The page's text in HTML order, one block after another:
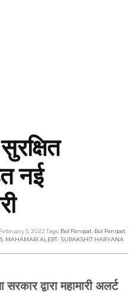
नई
February 5, 2022 Tags: Bol Panipat Bol Panipat
MAHAMARI ALERT- SURAKSHIT HARYANA
द्वारा महामारी अलर्ट